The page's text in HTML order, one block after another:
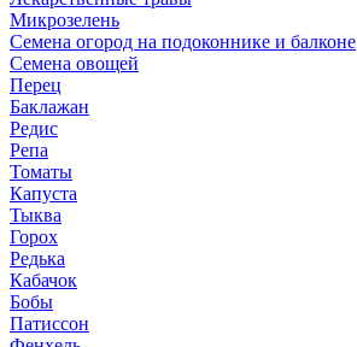
Микрозелень
Семена огород на подоконнике и балконе
Семена овощей
Перец
Баклажан
Редис
Репа
Томаты
Капуста
Тыква
Горох
Редька
Кабачок
Бобы
Патиссон